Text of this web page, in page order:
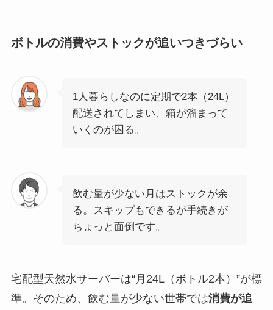
ボトルの消費やストックが追いつきづらい
1人暮らしなのに定期で2本（24L）
配送されてしまい、箱が溜まって
いくのが困る。
飲む量が少ない月はストックが余
る。スキップもできるが手続きが
ちょっと面倒です。
宅配型天然水サーバーは“月24L（ボトル2本）”が標
準。そのため、飲む量が少ない世帯では消費が追